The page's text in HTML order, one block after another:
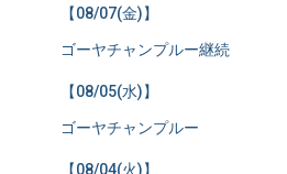
【08/07(金)】
ゴーヤチャンプルー継続
【08/05(水)】
ゴーヤチャンプルー
【08/04(火)】